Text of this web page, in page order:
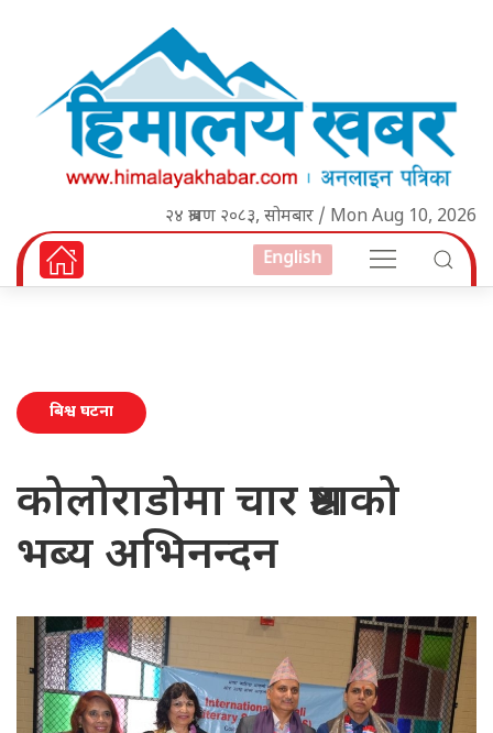
२४ श्रावण २०८३, सोमबार / Mon Aug 10, 2026
English
बिश्व घटना
कोलोराडोमा चार श्रष्टाको
भब्य अभिनन्दन